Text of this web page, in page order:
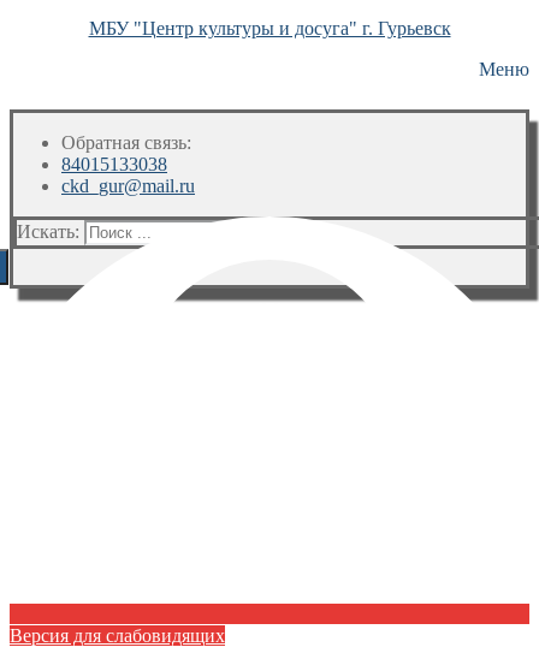
МБУ "Центр культуры и досуга" г. Гурьевск
Меню
Обратная связь:
84015133038
ckd_gur@mail.ru
Искать:
Версия для слабовидящих